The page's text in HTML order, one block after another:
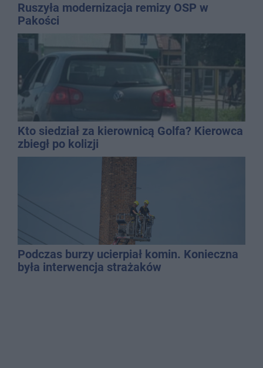
Ruszyła modernizacja remizy OSP w
Pakości
Kto siedział za kierownicą Golfa? Kierowca
zbiegł po kolizji
Podczas burzy ucierpiał komin. Konieczna
była interwencja strażaków